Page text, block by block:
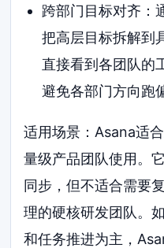
跨部门目标对齐：
把高层目标拆解到
直接看到各团队的
避免各部门方向跑
适用场景：Asana适
量级产品团队使用。
同步，但不适合需要
理的硬核研发团队。
和任务推进为主，